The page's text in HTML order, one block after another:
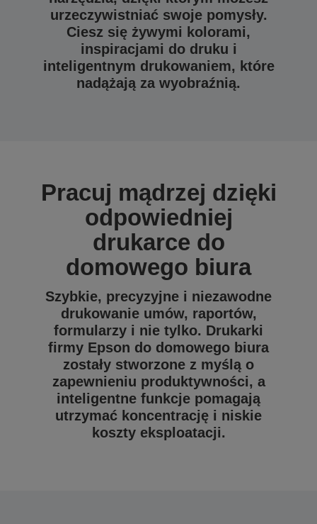
urzeczywistniać swoje pomysły.
Ciesz się żywymi kolorami,
inspiracjami do druku i
inteligentnym drukowaniem, które
nadążają za wyobraźnią.
Pracuj mądrzej dzięki
odpowiedniej
drukarce do
domowego biura
Szybkie, precyzyjne i niezawodne
drukowanie umów, raportów,
formularzy i nie tylko. Drukarki
firmy Epson do domowego biura
zostały stworzone z myślą o
zapewnieniu produktywności, a
inteligentne funkcje pomagają
utrzymać koncentrację i niskie
koszty eksploatacji.